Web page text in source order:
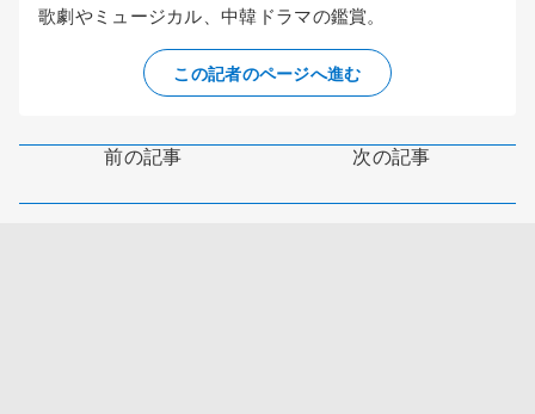
歌劇やミュージカル、中韓ドラマの鑑賞。
この記者のページへ進む
前の記事 次の記事